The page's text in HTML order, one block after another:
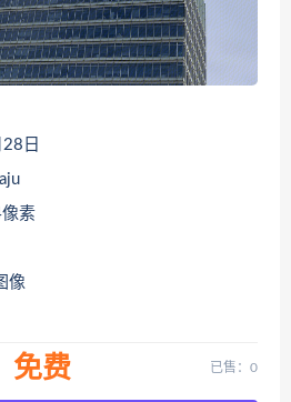
日
素
像
免费 已售：0